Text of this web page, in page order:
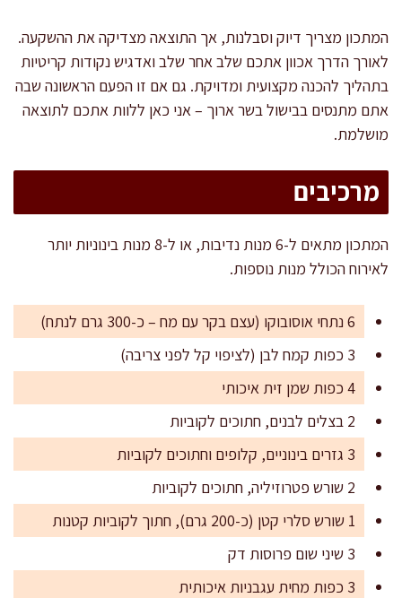
המתכון מצריך דיוק וסבלנות, אך התוצאה מצדיקה את ההשקעה.
לאורך הדרך אכוון אתכם שלב אחר שלב ואדגיש נקודות קריטיות
בתהליך להכנה מקצועית ומדויקת. גם אם זו הפעם הראשונה שבה
אתם מתנסים בבישול בשר ארוך – אני כאן ללוות אתכם לתוצאה
מושלמת.
מרכיבים
המתכון מתאים ל-6 מנות נדיבות, או ל-8 מנות בינוניות יותר
לאירוח הכולל מנות נוספות.
6 נתחי אוסובוקו (עצם בקר עם מח – כ-300 גרם לנתח)
3 כפות קמח לבן (לציפוי קל לפני צריבה)
4 כפות שמן זית איכותי
2 בצלים לבנים, חתוכים לקוביות
3 גזרים בינוניים, קלופים וחתוכים לקוביות
2 שורש פטרוזיליה, חתוכים לקוביות
1 שורש סלרי קטן (כ-200 גרם), חתוך לקוביות קטנות
3 שיני שום פרוסות דק
3 כפות מחית עגבניות איכותית